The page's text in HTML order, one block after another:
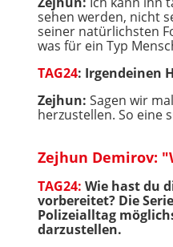
sehen werden, nicht
seiner natürlichsten
was für ein Typ
TAG24: Irgendeinen
Zejhun: Sagen wir
herzustellen. So eine
Zejhun Demirov:
TAG24: Wie hast du
vorbereitet? Die
Polizeialltag
darzustellen.